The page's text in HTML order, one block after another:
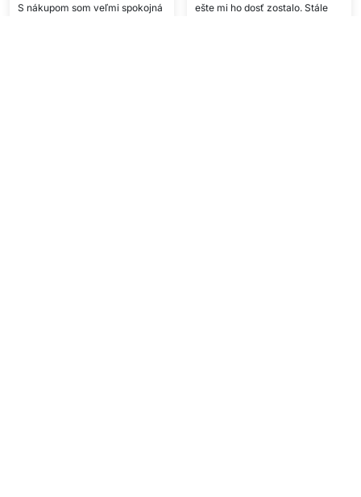
ešte mi ho dosť zostalo. Stále
S nákupom som veľmi spokojná